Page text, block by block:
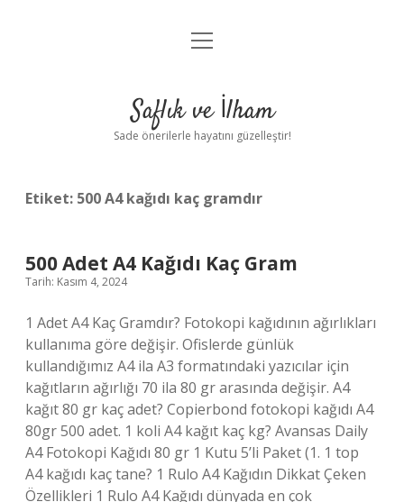
Anasayfa
Yasal Uyarı
menüyü
Saflık ve İlham
Sade önerilerle hayatını güzelleştir!
Etiket: 500 A4 kağıdı kaç gramdır
500 Adet A4 Kağıdı Kaç Gram
Tarih: Kasım 4, 2024
1 Adet A4 Kaç Gramdır? Fotokopi kağıdının ağırlıkları
kullanıma göre değişir. Ofislerde günlük
kullandığımız A4 ila A3 formatındaki yazıcılar için
kağıtların ağırlığı 70 ila 80 gr arasında değişir. A4
kağıt 80 gr kaç adet? Copierbond fotokopi kağıdı A4
80gr 500 adet. 1 koli A4 kağıt kaç kg? Avansas Daily
A4 Fotokopi Kağıdı 80 gr 1 Kutu 5’li Paket (1. 1 top
A4 kağıdı kaç tane? 1 Rulo A4 Kağıdın Dikkat Çeken
Özellikleri 1 Rulo A4 Kağıdı dünyada en çok